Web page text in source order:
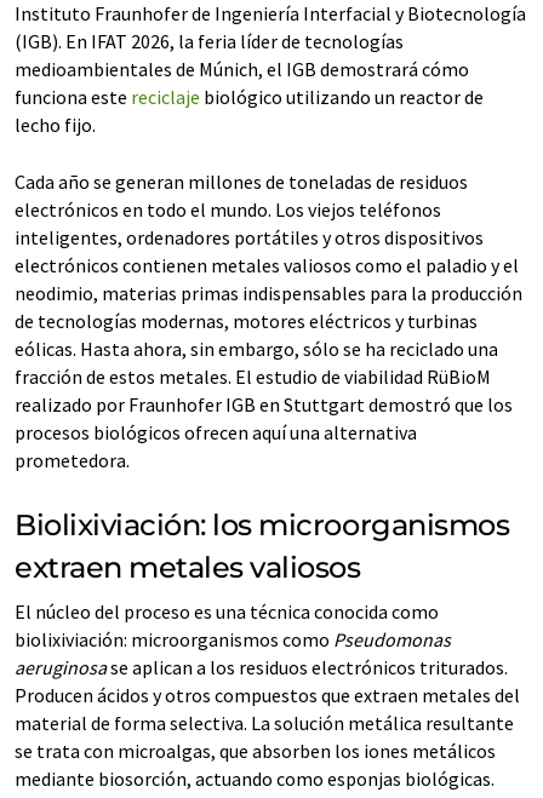
Instituto Fraunhofer de Ingeniería Interfacial y Biotecnología
(IGB). En IFAT 2026, la feria líder de tecnologías
medioambientales de Múnich, el IGB demostrará cómo
funciona este reciclaje biológico utilizando un reactor de
lecho fijo.
Cada año se generan millones de toneladas de residuos
electrónicos en todo el mundo. Los viejos teléfonos
inteligentes, ordenadores portátiles y otros dispositivos
electrónicos contienen metales valiosos como el paladio y el
neodimio, materias primas indispensables para la producción
de tecnologías modernas, motores eléctricos y turbinas
eólicas. Hasta ahora, sin embargo, sólo se ha reciclado una
fracción de estos metales. El estudio de viabilidad RüBioM
realizado por Fraunhofer IGB en Stuttgart demostró que los
procesos biológicos ofrecen aquí una alternativa
prometedora.
Biolixiviación: los microorganismos
extraen metales valiosos
El núcleo del proceso es una técnica conocida como
biolixiviación: microorganismos como Pseudomonas
aeruginosase aplican a los residuos electrónicos triturados.
Producen ácidos y otros compuestos que extraen metales del
material de forma selectiva. La solución metálica resultante
se trata con microalgas, que absorben los iones metálicos
mediante biosorción, actuando como esponjas biológicas.